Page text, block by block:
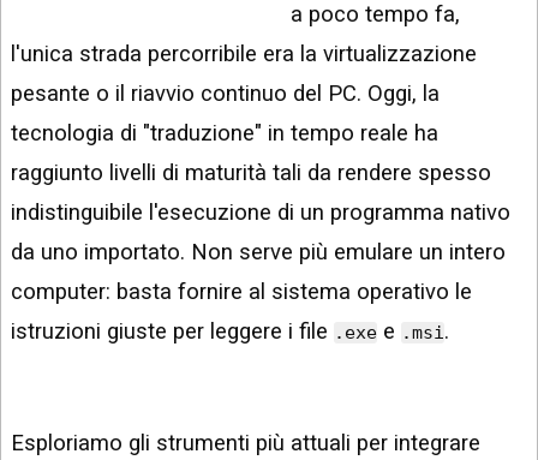
ANDROID
AI
APPS
TECNOLOGIA
WINDOWS
a poco tempo fa,
l'unica strada percorribile era la virtualizzazione
pesante o il riavvio continuo del PC. Oggi, la
tecnologia di "traduzione" in tempo reale ha
raggiunto livelli di maturità tali da rendere spesso
indistinguibile l'esecuzione di un programma nativo
da uno importato. Non serve più emulare un intero
computer: basta fornire al sistema operativo le
istruzioni giuste per leggere i file .exe e .msi.
Esploriamo gli strumenti più attuali per integrare